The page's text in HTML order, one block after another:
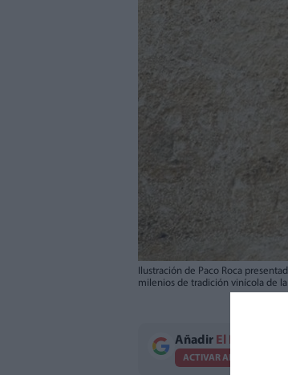
Ilustración de Paco Roca
milenios de tradición vinícola de la
Añadir El Periodico
ACTIVAR AHORA